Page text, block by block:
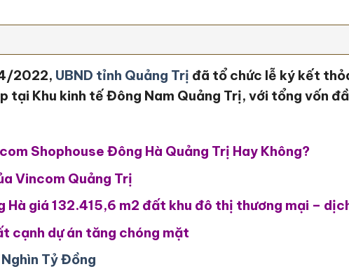
2022, UBND tỉnh Quảng Trị đã tổ chức lễ ký kết
tại Khu kinh tế Đông Nam Quảng Trị, với tổng vốn
Shophouse Đông Hà Quảng Trị Hay Không?
Vincom Quảng Trị
giá 132.415,6 m2 đất khu đô thị thương mại –
cạnh dự án tăng chóng mặt
Tỷ Đồng